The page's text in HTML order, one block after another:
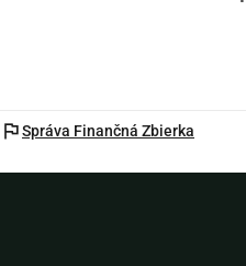
flagSpráva Finančná Zbierka